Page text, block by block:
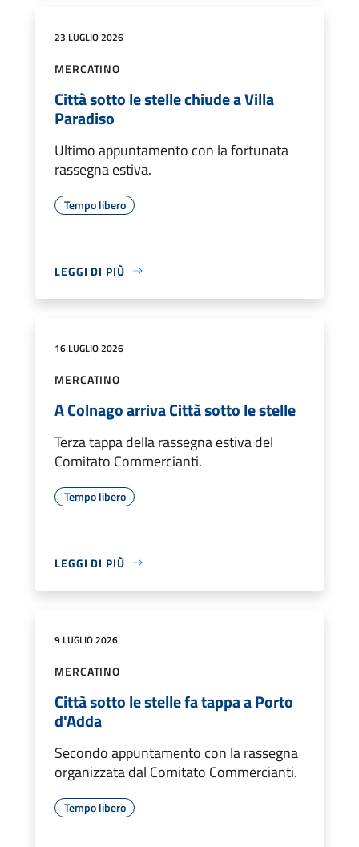
23 LUGLIO 2026
MERCATINO
Città sotto le stelle chiude a Villa
Paradiso
Ultimo appuntamento con la fortunata
rassegna estiva.
Tempo libero
LEGGI DI PIÙ
16 LUGLIO 2026
MERCATINO
A Colnago arriva Città sotto le stelle
Terza tappa della rassegna estiva del
Comitato Commercianti.
Tempo libero
LEGGI DI PIÙ
9 LUGLIO 2026
MERCATINO
Città sotto le stelle fa tappa a Porto
d'Adda
Secondo appuntamento con la rassegna
organizzata dal Comitato Commercianti.
Tempo libero